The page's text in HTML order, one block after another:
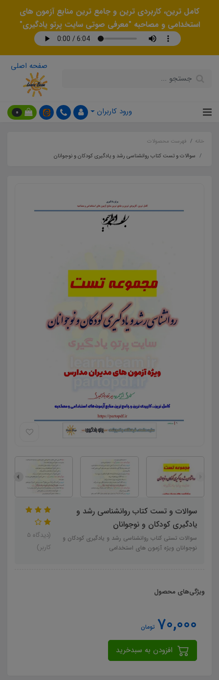
کامل ترین، کاربردی ترین و جامع ترین منابع آزمون های
استخدامی و مصاحبه "معرفی صوتی سایت پرتو یادگیری"
صفحه اصلی
ورود کاربران 0
خانه
فهرست محصولات
سوالات و تست کتاب روانشناسی رشد و یادگیری کودکان و نوجوانان
سوالات و تست کتاب روانشناسی رشد و
یادگیری کودکان و نوجوانان
سوالات تستی کتاب روانشناسی رشد و یادگیری کودکان و
نوجوانان ویژه آزمون های استخدامی
(دیدگاه 5
کاربر)
ویژگی‌های محصول
70,000 تومان